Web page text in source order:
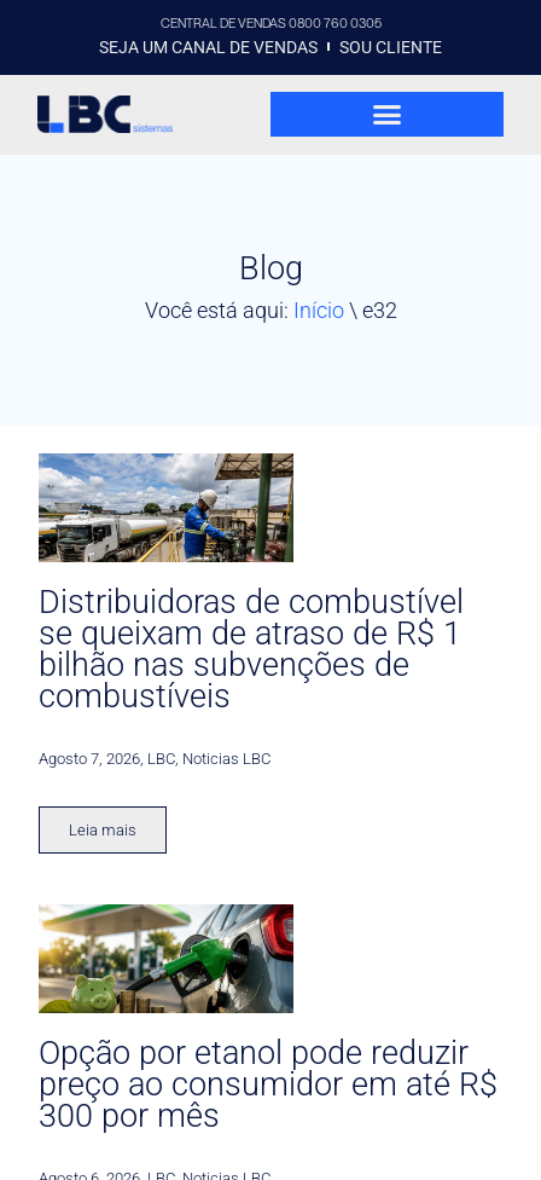
CENTRAL DE VENDAS 0800 760 0305
SEJA UM CANAL DE VENDAS SOU CLIENTE
Blog
Você está aqui: Início\ e32
Distribuidoras de combustível
se queixam de atraso de R$ 1
bilhão nas subvenções de
combustíveis
Agosto 7, 2026 LBC Noticias LBC
Leia mais
Opção por etanol pode reduzir
preço ao consumidor em até R$
300 por mês